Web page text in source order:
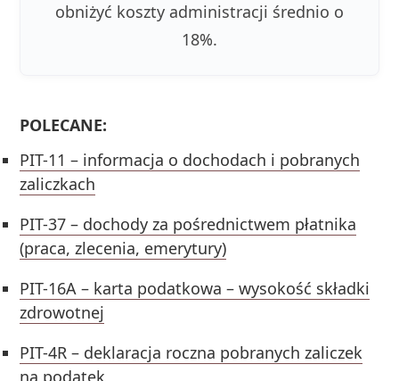
obniżyć koszty administracji średnio o
18%.
POLECANE:
PIT-11 – informacja o dochodach i pobranych
zaliczkach
PIT-37 – dochody za pośrednictwem płatnika
(praca, zlecenia, emerytury)
PIT-16A – karta podatkowa – wysokość składki
zdrowotnej
PIT-4R – deklaracja roczna pobranych zaliczek
na podatek